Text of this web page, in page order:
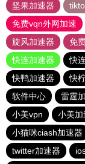
坚果加速器
免费vqn外网加速
旋风加速器
免
快连加速器
快
快鸭加速器
快
软件中心
雷霆
小美vpn
小美加
小猫咪ciash加速器
twitter加速器